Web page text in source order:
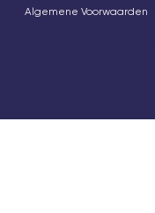
Algemene Voorwaarden